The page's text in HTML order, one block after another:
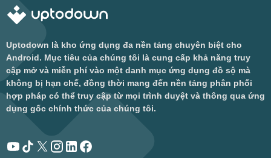
Uptodown là kho ứng dụng đa nền tảng chuyên biệt cho
Android. Mục tiêu của chúng tôi là cung cấp khả năng truy
cập mở và miễn phí vào một danh mục ứng dụng đồ sộ mà
không bị hạn chế, đồng thời mang đến nền tảng phân phối
hợp pháp có thể truy cập từ mọi trình duyệt và thông qua ứng
dụng gốc chính thức của chúng tôi.